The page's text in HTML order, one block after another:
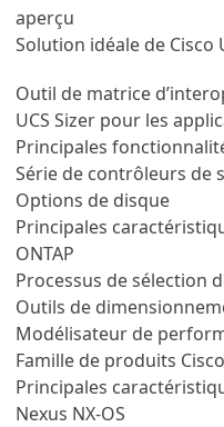
aperçu
Solution idéale de Cisco
Outil de matrice
UCS Sizer pour les
Principales
Série de contrôleurs de
Options de disque
Principales
ONTAP
Processus de sélection
Outils de
Modélisateur de
Famille de produits
Principales
Nexus NX-OS